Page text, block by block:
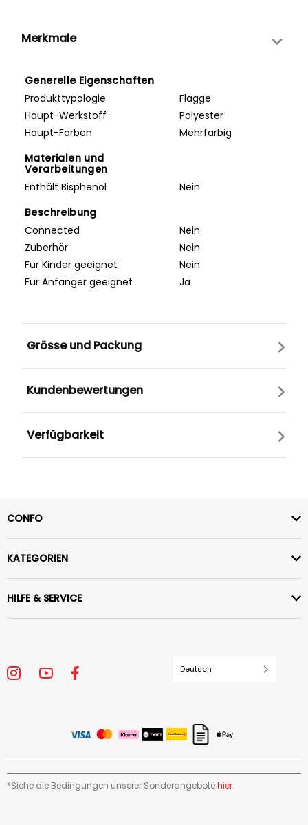
Merkmale
Generelle Eigenschaften
Produkttypologie
Flagge
Haupt-Werkstoff
Polyester
Haupt-Farben
Mehrfarbig
Materialen und
Verarbeitungen
Enthält Bisphenol
Nein
Beschreibung
Connected
Nein
Zuberhör
Nein
Für Kinder geeignet
Nein
Für Anfänger geeignet
Ja
Grösse und Packung
Kundenbewertungen
Verfügbarkeit
CONFO
KATEGORIEN
HILFE & SERVICE
Deutsch
*Siehe die Bedingungen unserer Sonderangebotehier.